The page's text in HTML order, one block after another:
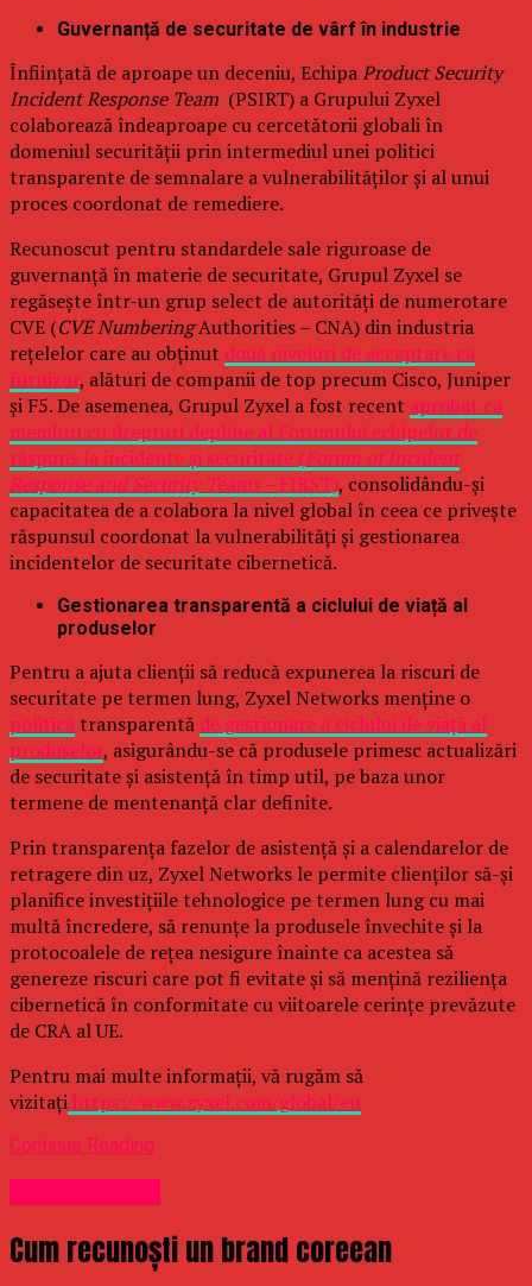
Guvernanță de securitate de vârf în industrie
Înființată de aproape un deceniu, EchipaProduct Security
Incident Response Team (PSIRT) a Grupului Zyxel
colaborează îndeaproape cu cercetătorii globali în
domeniul securității prin intermediul unei politici
transparente de semnalare a vulnerabilităților și al unui
proces coordonat de remediere.
Recunoscut pentru standardele sale riguroase de
guvernanță în materie de securitate, Grupul Zyxel se
regăsește într-un grup select de autorități de numerotare
CVE (CVE NumberingAuthorities – CNA) din industria
rețelelor care au obținut două niveluri de acceptare ca
furnizor, alături de companii de top precum Cisco, Juniper
și F5. De asemenea, Grupul Zyxel a fost recent aprobat ca
membru cu drepturi depline al Forumului echipelor de
răspuns la incidente și securitate (Forum of Incident
Response and Security Teams –FIRST), consolidându-și
capacitatea de a colabora la nivel global în ceea ce privește
răspunsul coordonat la vulnerabilități și gestionarea
incidentelor de securitate cibernetică.
Gestionarea transparentă a ciclului de viață al
produselor
Pentru a ajuta clienții să reducă expunerea la riscuri de
securitate pe termen lung, Zyxel Networks menține o
politică transparentă de gestionare a ciclului de viață al
produselor, asigurându-se că produsele primesc actualizări
de securitate și asistență în timp util, pe baza unor
termene de mentenanță clar definite.
Prin transparența fazelor de asistență și a calendarelor de
retragere din uz, Zyxel Networks le permite clienților să-și
planifice investițiile tehnologice pe termen lung cu mai
multă încredere, să renunțe la produsele învechite și la
protocoalele de rețea nesigure înainte ca acestea să
genereze riscuri care pot fi evitate și să mențină reziliența
cibernetică în conformitate cu viitoarele cerințe prevăzute
de CRA al UE.
Pentru mai multe informații, vă rugăm să
vizitațihttps://www.zyxel.com/global/en
Continue Reading
Cum recunoști un brand coreean